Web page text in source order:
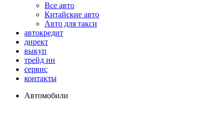
Все авто
Китайские авто
Авто для такси
автокредит
директ
выкуп
трейд ин
сервис
контакты
Автомобили